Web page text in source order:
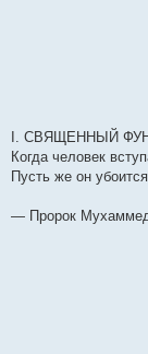
I. СВЯЩЕННЫЙ
Когда человек
Пусть же он
— Пророк